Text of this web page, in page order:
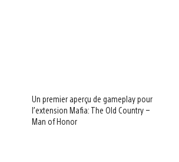
Un premier aperçu de gameplay pour
l’extension Mafia: The Old Country –
Man of Honor